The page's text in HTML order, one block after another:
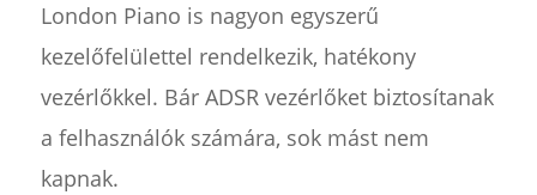
London Piano is nagyon egyszerű
kezelőfelülettel rendelkezik, hatékony
vezérlőkkel. Bár ADSR vezérlőket biztosítanak
a felhasználók számára, sok mást nem
kapnak.